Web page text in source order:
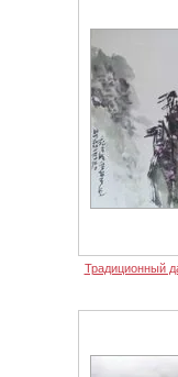
Традиционный